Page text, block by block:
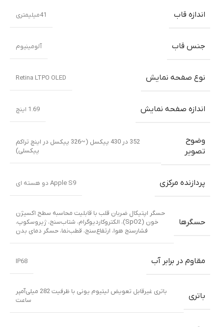
اندازه قاب 41میلیمتری
جنس قاب آلومینیوم
نوع صفحه نمایش Retina LTPO OLED
اندازه صفحه نمایش 1.69 اینچ
وضوح
تصویر
352 در 430 پیکسل (~326 پیکسل در اینچ تراکم
پیکسلی)
پردازنده مرکزی Apple S9 دو هسته ای
حسگرها
حسگر اپتیکال ضربان قلب با قابلیت محاسبه سطح اکسیژن
خون (SpO2)، الکتروکاردیوگرام، شتاب‌سنج، ژیروسکوپ،
فشارسنج هوا، ارتفاع‌سنج، قطب‌نما، حسگر دمای بدن
مقاوم در برابر آب IP68
باتری
باتری غیرقابل تعویض لیتیوم یونی با ظرفیت 282 میلی‌آمپر
ساعت